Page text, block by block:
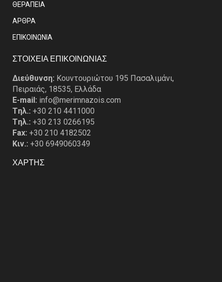
ΘΕΡΑΠΕΙΑ
ΑΡΘΡΑ
EΠΙΚΟΙΝΩΝΙΑ
ΣΤΟΙΧΕΙΑ ΕΠΙΚΟΙΝΩΝΙΑΣ
Διεύθυνση: Κουντουριώτου 195 Πασαλιμάνι,
Πειραιάς, 18535, Ελλάδα
E-mail: info@merimnazois.com
Tηλ.: +30 210 4411000
Tηλ.: +30 213 0266195
Fax: +30 210 4182502
Κιν.: +30 6949060349
ΧΑΡΤΗΣ